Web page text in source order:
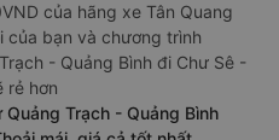
của hãng xe Tân Quang
của bạn và chương trình
- Quảng Bình đi Chư Sê -
rẻ hơn
Trạch - Quảng Bình